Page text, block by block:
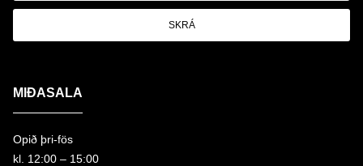
SKRÁ
MIÐASALA
Opið þri-fös
kl. 12:00 – 15:00